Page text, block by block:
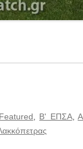
Featured Β' ΕΠΣΑ,